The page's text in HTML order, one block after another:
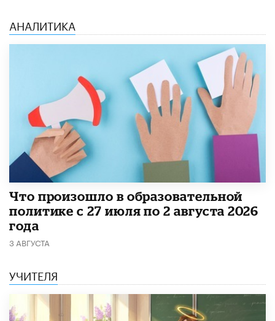
АНАЛИТИКА
​Что произошло в образовательной
политике с 27 июля по 2 августа 2026
года
3 АВГУСТА
УЧИТЕЛЯ